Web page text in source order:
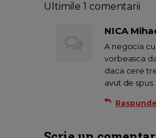
Ultimile 1 comentarii
NICA
A negocia cu
vorbeasca
daca cere
avut de